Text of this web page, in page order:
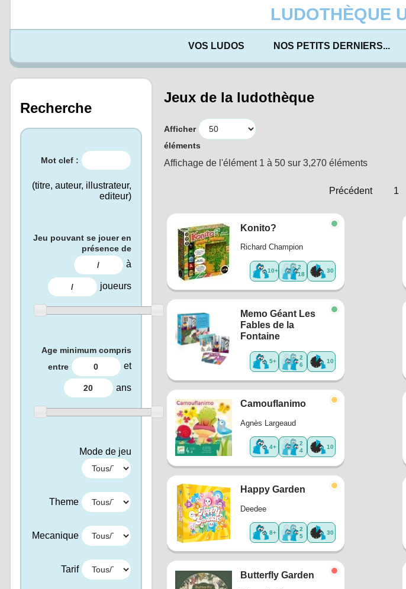
LUDOTHÈQUE
VOS LUDOS NOS PETITS DERNIERS...
Recherche
Mot clef :
(titre, auteur, illustrateur,
editeur)
Jeu pouvant se jouer en
présence de
à
joueurs
Age minimum compris
entre
et
ans
Mode de jeu
Theme
Mecanique
Tarif
Jeux de la ludothèque
Afficher
éléments
Affichage de l'élément 1 à 50 sur 3,270 éléments
Précédent 1
Konito?
Richard Champion
10+
2
18
30
Memo Géant Les
Fables de la
Fontaine
5+
2
6
10
Camouflanimo
Agnès Largeaud
4+
2
4
10
Happy Garden
Deedee
8+
2
5
30
Butterfly Garden